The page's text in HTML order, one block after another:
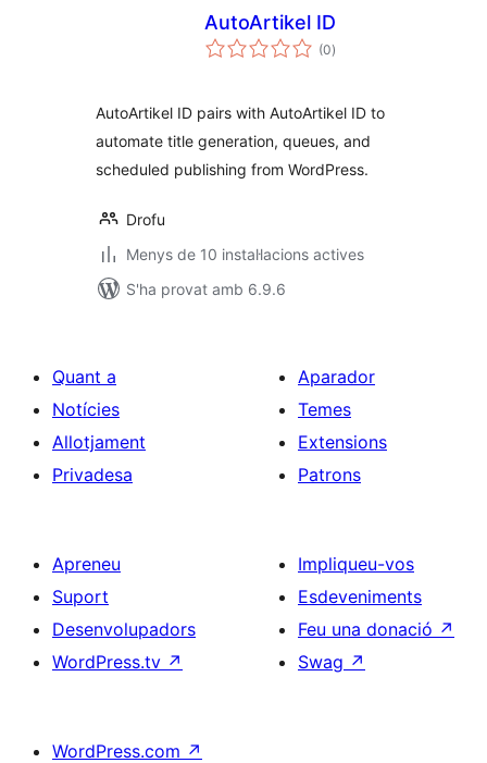
AutoArtikel ID
(0puntuacions
totals
)
AutoArtikel ID pairs with AutoArtikel ID to
automate title generation, queues, and
scheduled publishing from WordPress.
Drofu
Menys de 10 instal·lacions actives
S'ha provat amb 6.9.6
Quant a
Notícies
Allotjament
Privadesa
Aparador
Temes
Extensions
Patrons
Apreneu
Suport
Desenvolupadors
WordPress.tv ↗
Impliqueu-vos
Esdeveniments
Feu una donació ↗
Swag ↗
WordPress.com ↗